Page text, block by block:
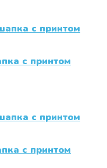
с принтом
с принтом